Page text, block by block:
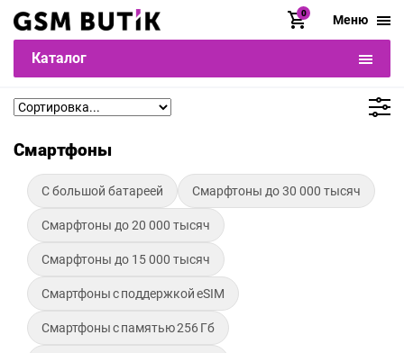
0 Меню
Каталог
Смартфоны
С большой батареей Смарфтоны до 30 000 тысяч
Смарфтоны до 20 000 тысяч
Смарфтоны до 15 000 тысяч
Смартфоны с поддержкой eSIM
Смартфоны с памятью 256 Гб